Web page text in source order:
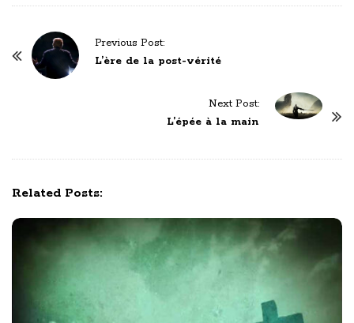
Previous Post:
L’ère de la post-vérité
Next Post:
L’épée à la main
Related Posts: